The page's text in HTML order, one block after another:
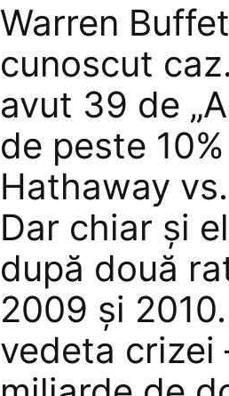
Warren
cunoscut
avut 39 de
de peste
Hathaway
Dar chiar şi
după două
2009 şi
vedeta crizei